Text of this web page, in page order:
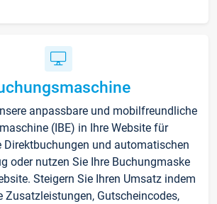
anpassbare und mobilfreundliche
(IBE) in Ihre Website für
Direktbuchungen und automatischen
oder nutzen Sie Ihre Buchungmaske
Steigern Sie Ihren Umsatz indem
Zusatzleistungen, Gutscheincodes,